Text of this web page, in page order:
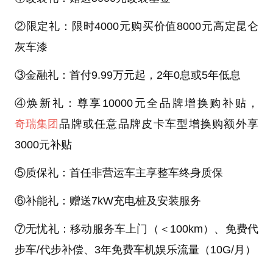
②限定礼：限时4000元购买价值8000元高定昆仑
灰车漆
③金融礼：首付9.99万元起，2年0息或5年低息
④焕新礼：尊享10000元全品牌增换购补贴，
奇瑞集团 品牌或任意品牌皮卡车型增换购额外享
3000元补贴
⑤质保礼：首任非营运车主享整车终身质保
⑥补能礼：赠送7kW充电桩及安装服务
⑦无忧礼：移动服务车上门（＜100km）、免费代
步车/代步补偿、3年免费车机娱乐流量（10G/月）